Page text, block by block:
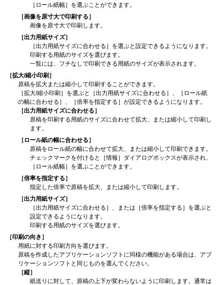
［ロール紙幅］ を選ぶことができます。
［画像を原寸大で印刷する］
画像を原寸大で印刷します。
［出力用紙サイズ］
［出力用紙サイズに合わせる］ を選ぶと設定できるようになります。
印刷する用紙のサイズを選びます。
一覧には、フチなしで印刷できる用紙のサイズが表示されます。
［拡大/縮小印刷］
原稿を拡大または縮小して印刷することができます。
［拡大/縮小印刷］ を選ぶと ［出力用紙サイズに合わせる］ 、
［ロール紙
の幅に合わせる］ 、 ［倍率を指定する］が設定できるようになります。
［出力用紙サイズに合わせる］
原稿を印刷する用紙のサイズに合わせて拡大、または縮小して印刷し
ます。
［ロール紙の幅に合わせる］
原稿をロール紙の幅に合わせて拡大、または縮小して印刷できます。
チェックマークを付けると
［情報］ ダイアログボックスが表示され、
［ロール紙幅］ を選ぶことができます。
［倍率を指定する］
指定した倍率で原稿を拡大、または縮小して印刷します。
［出力用紙サイズ］
［出力用紙サイズに合わせる］ 、または ［倍率を指定する］ を選ぶと
設定できるようになります。
印刷する用紙のサイズを選びます。
［印刷の向き］
用紙に対する印刷方向を選びます。
原稿を作成したアプリケーションソフトに同様の機能がある場合は、アプ
リケーションソフトと同じものを選んでください。
［縦］
紙送りに対して、原稿の上下が変わらないように印刷します。通常は